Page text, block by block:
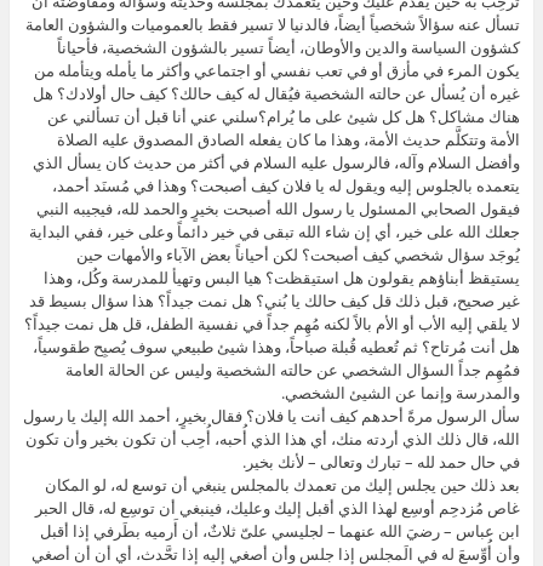
تسأل عنه سؤالاً شخصياً أيضاً، فالدنيا لا تسير فقط بالعموميات والشؤون العامة
كشؤون السياسة والدين والأوطان، أيضاً تسير بالشؤون الشخصية، فأحياناً
يكون المرء في مأزق أو في تعب نفسي أو اجتماعي وأكثر ما يأمله ويتأمله من
غيره أن يُسأل عن حالته الشخصية فيُقال له كيف حالك؟ كيف حال أولادك؟ هل
هناك مشاكل؟ هل كل شيئ على ما يُرام؟سلني عني أنا قبل أن تسألني عن
الأمة وتتكلَّم حديث الأمة، وهذا ما كان يفعله الصادق المصدوق عليه الصلاة
وأفضل السلام وآله، فالرسول عليه السلام في أكثر من حديث كان يسأل الذي
يتعمده بالجلوس إليه ويقول له يا فلان كيف أصبحت؟ وهذا في مُسنَد أحمد،
فيقول الصحابي المسئول يا رسول الله أصبحت بخيرٍ والحمد لله، فيجيبه النبي
جعلك الله على خير، أي إن شاء الله تبقى في خير دائماً وعلى خير، ففي البداية
يُوجَد سؤال شخصي كيف أصبحت؟ لكن أحياناً بعض الآباء والأمهات حين
يستيقظ أبناؤهم يقولون هل استيقظت؟ هيا البس وتهيأ للمدرسة وكُل، وهذا
غير صحيح، قبل ذلك قل كيف حالك يا بُني؟ هل نمت جيداً؟ هذا سؤال بسيط قد
لا يلقي إليه الأب أو الأم بالاً لكنه مُهِم جداً في نفسية الطفل، قل هل نمت جيداً؟
هل أنت مُرتاح؟ ثم تُعطيه قُبلة صباحاً، وهذا شيئ طبيعي سوف يُصبِح طقوسياً،
فمُهِم جداً السؤال الشخصي عن حالته الشخصية وليس عن الحالة العامة
والمدرسة وإنما عن الشيئ الشخصي.
سأل الرسول مرةً أحدهم كيف أنت يا فلان؟ فقال بخيرٍ، أحمد الله إليك يا رسول
الله، قال ذلك الذي أردته منك، أي هذا الذي أُحبه، أُحِب أن تكون بخير وأن تكون
في حال حمد لله – تبارك وتعالى – لأنك بخير.
بعد ذلك حين يجلس إليك من تعمدك بالمجلس ينبغي أن توسع له، لو المكان
غاص مُزدحِم أوسِع لهذا الذي أقبل إليك وعليك، فينبغي أن توسِع له، قال الحبر
ابن عباس – رضيَ الله عنهما – لجليسي علىّ ثلاثٌ، أن أَرميه بطَرفي إذا أقبل
وأن أُوِّسعَ له في الَمجلس إذا جلس وأن أصغي إليه إذا تحَّدث، أي أن أن أصغي